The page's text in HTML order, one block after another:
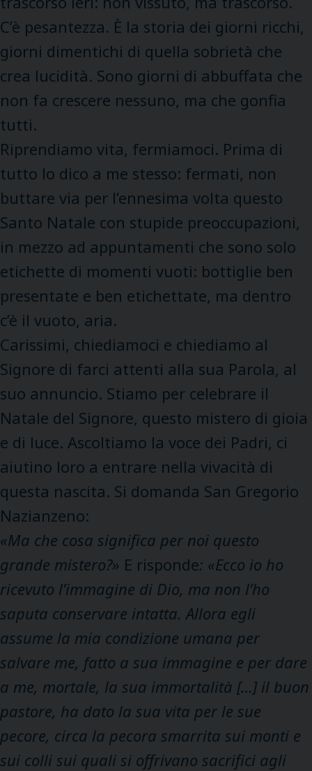
C’è pesantezza. È la storia dei giorni ricchi,
giorni dimentichi di quella sobrietà che
crea lucidità. Sono giorni di abbuffata che
non fa crescere nessuno, ma che gonfia
tutti.
Riprendiamo vita, fermiamoci. Prima di
tutto lo dico a me stesso: fermati, non
buttare via per l’ennesima volta questo
Santo Natale con stupide preoccupazioni,
in mezzo ad appuntamenti che sono solo
etichette di momenti vuoti: bottiglie ben
presentate e ben etichettate, ma dentro
c’è il vuoto, aria.
Carissimi, chiediamoci e chiediamo al
Signore di farci attenti alla sua Parola, al
suo annuncio. Stiamo per celebrare il
Natale del Signore, questo mistero di gioia
e di luce. Ascoltiamo la voce dei Padri, ci
aiutino loro a entrare nella vivacità di
questa nascita. Si domanda San Gregorio
Nazianzeno:
«Ma che cosa significa per noi questo
grande mistero?» E risponde: «Ecco io ho
ricevuto l’immagine di Dio, ma non l’ho
saputa conservare intatta. Allora egli
assume la mia condizione umana per
salvare me, fatto a sua immagine e per dare
a me, mortale, la sua immortalità […] il buon
pastore, ha dato la sua vita per le sue
pecore, circa la pecora smarrita sui monti e
sui colli sui quali si offrivano sacrifici agli